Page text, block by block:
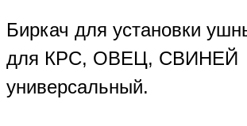
Биркач для установки
для КРС, ОВЕЦ, СВИНЕЙ
универсальный.